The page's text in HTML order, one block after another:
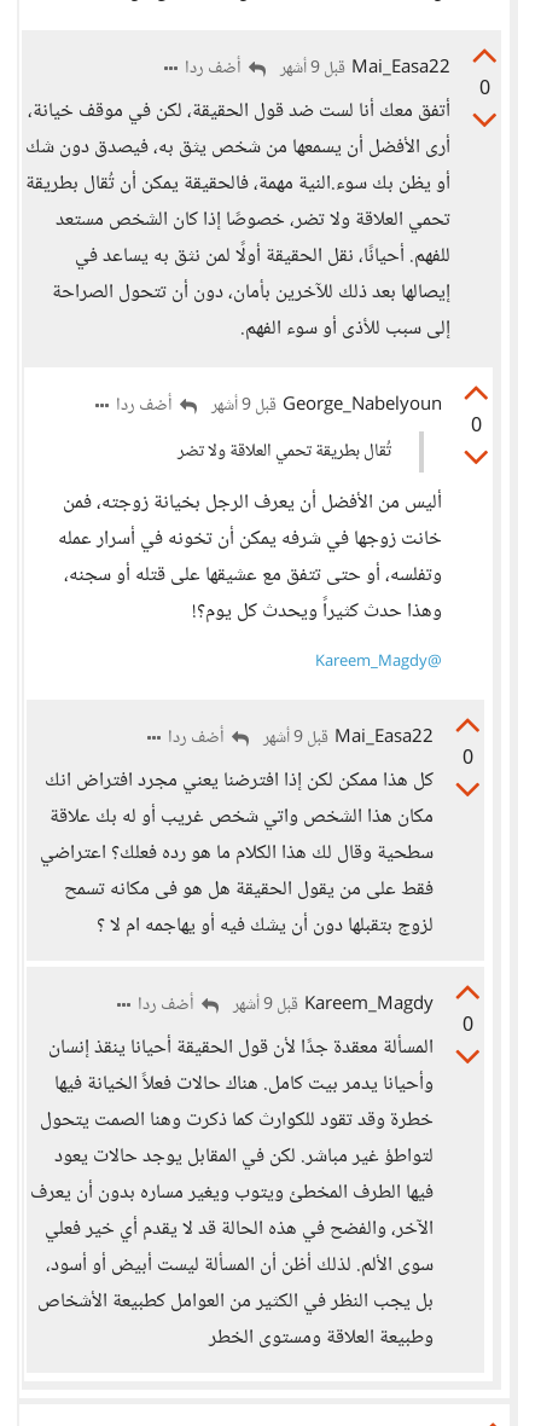
0
Mai_Easa22 قبل 9 أشهر أضف ردا
أتفق معك أنا لست ضد قول الحقيقة، لكن في موقف خيانة،
أرى الأفضل أن يسمعها من شخص يثق به، فيصدق دون شك
أو يظن بك سوء.النية مهمة، فالحقيقة يمكن أن تُقال بطريقة
تحمي العلاقة ولا تضر، خصوصًا إذا كان الشخص مستعد
للفهم. أحيانًا، نقل الحقيقة أولًا لمن نثق به يساعد في
إيصالها بعد ذلك للآخرين بأمان، دون أن تتحول الصراحة
إلى سبب للأذى أو سوء الفهم.
0
George_Nabelyoun قبل 9 أشهر
أضف ردا
تُقال بطريقة تحمي العلاقة ولا تضر
أليس من الأفضل أن يعرف الرجل بخيانة زوجته، فمن
خانت زوجها في شرفه يمكن أن تخونه في أسرار عمله
وتفلسه، أو حتى تتفق مع عشيقها على قتله أو سجنه،
وهذا حدث كثيراً ويحدث كل يوم؟!
@Kareem_Magdy
0
Mai_Easa22 قبل 9 أشهر أضف ردا
كل هذا ممكن لكن إذا افترضنا يعني مجرد افتراض انك
مكان هذا الشخص واتي شخص غريب أو له بك علاقة
سطحية وقال لك هذا الكلام ما هو رده فعلك؟ اعتراضي
فقط على من يقول الحقيقة هل هو فى مكانه تسمح
لزوج بتقبلها دون أن يشك فيه أو يهاجمه ام لا ؟
0
Kareem_Magdy قبل 9 أشهر أضف ردا
المسألة معقدة جدًا لأن قول الحقيقة أحيانا ينقذ إنسان
وأحيانا يدمر بيت كامل. هناك حالات فعلاً الخيانة فيها
خطرة وقد تقود للكوارث كما ذكرت وهنا الصمت يتحول
لتواطؤ غير مباشر. لكن في المقابل يوجد حالات يعود
فيها الطرف المخطئ ويتوب ويغير مساره بدون أن يعرف
الآخر، والفضح في هذه الحالة قد لا يقدم أي خير فعلي
سوى الألم. لذلك أظن أن المسألة ليست أبيض أو أسود،
بل يجب النظر في الكثير من العوامل كطبيعة الأشخاص
وطبيعة العلاقة ومستوى الخطر